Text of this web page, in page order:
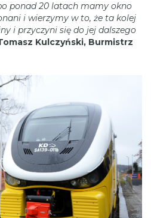
ponad 20 latach mamy okno
i wierzymy w to, że ta kolej
i przyczyni się do jej dalszego
Kulczyński, Burmistrz